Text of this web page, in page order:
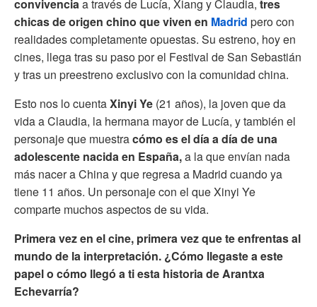
convivenciaa través de Lucía, Xiang y Claudia, tres
chicas de origen chino que viven en Madrid pero con
realidades completamente opuestas. Su estreno, hoy en
cines, llega tras su paso por el Festival de San Sebastián
y tras un preestreno exclusivo con la comunidad china.
Esto nos lo cuentaXinyi Ye (21 años), la joven que da
vida a Claudia, la hermana mayor de Lucía, y también el
personaje que muestracómo es el día a día de una
adolescente nacida en España,a la que envían nada
más nacer a China y que regresa a Madrid cuando ya
tiene 11 años. Un personaje con el que Xinyi Ye
comparte muchos aspectos de su vida.
Primera vez en el cine, primera vez que te enfrentas al
mundo de la interpretación. ¿Cómo llegaste a este
papel o cómo llegó a ti esta historia de Arantxa
Echevarría?